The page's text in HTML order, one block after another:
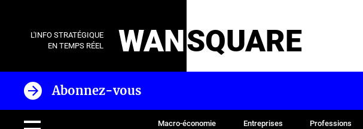
L'INFO STRATÉGIQUE
EN TEMPS RÉEL
WANSQUARE
Abonnez-vous
Macro-économie
Entreprises
Professions